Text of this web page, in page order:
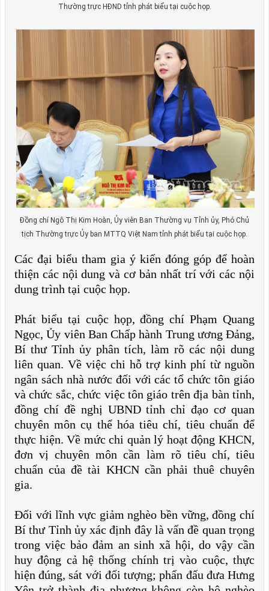
Thường trực HĐND tỉnh phát biểu tại cuộc họp.
Đồng chí Ngô Thị Kim Hoàn, Ủy viên Ban Thường vụ Tỉnh ủy, Phó Chủ
tịch Thường trực Ủy ban MTTQ Việt Nam tỉnh phát biểu tại cuộc họp.
Các đại biểu tham gia ý kiến đóng góp để hoàn
thiện các nội dung và cơ bản nhất trí với các nội
dung trình tại cuộc họp.
Phát biểu tại cuộc họp, đồng chí Phạm Quang
Ngọc, Ủy viên Ban Chấp hành Trung ương Đảng,
Bí thư Tỉnh ủy phân tích, làm rõ các nội dung
liên quan. Về việc chi hỗ trợ kinh phí từ nguồn
ngân sách nhà nước đối với các tổ chức tôn giáo
và chức sắc, chức việc tôn giáo trên địa bàn tỉnh,
đồng chí đề nghị UBND tỉnh chỉ đạo cơ quan
chuyên môn cụ thể hóa tiêu chí, tiêu chuẩn để
thực hiện. Về mức chi quản lý hoạt động KHCN,
đơn vị chuyên môn cần làm rõ tiêu chí, tiêu
chuẩn của đề tài KHCN cần phải thuê chuyên
gia.
Đối với lĩnh vực giảm nghèo bền vững, đồng chí
Bí thư Tỉnh ủy xác định đây là vấn đề quan trọng
trong việc bảo đảm an sinh xã hội, do vậy cần
huy động cả hệ thống chính trị vào cuộc, thực
hiện đúng, sát với đối tượng; phấn đấu đưa Hưng